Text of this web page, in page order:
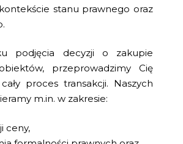
stanu prawnego oraz
podjęcia decyzji o zakupie
przeprowadzimy Cię
proces transakcji. Naszych
m.in. w zakresie:
ceny,